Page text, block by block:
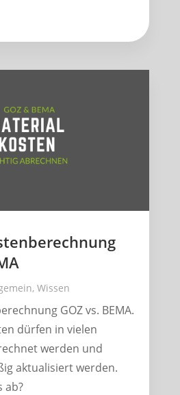
, Wissen
GOZ vs. BEMA.
dürfen in vielen
werden und
aktualisiert werden.
ab?